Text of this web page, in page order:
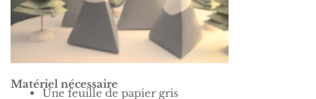
Matériel nécessaire
Une feuille de papier gris